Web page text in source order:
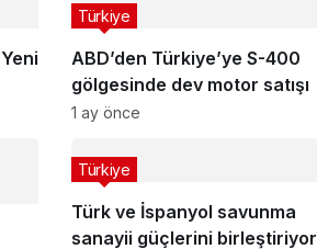
ABD’den Türkiye’ye S-400
gölgesinde dev motor satışı
Türkiye
1 ay önce
Türk ve İspanyol savunma
sanayii güçlerini birleştiriyor
Türkiye